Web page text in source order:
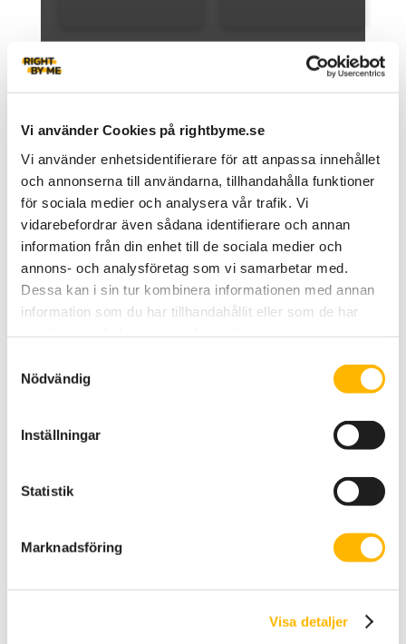
Vi använder Cookies på rightbyme.se
Vi använder enhetsidentifierare för att anpassa innehållet
och annonserna till användarna, tillhandahålla funktioner
för sociala medier och analysera vår trafik. Vi
vidarebefordrar även sådana identifierare och annan
information från din enhet till de sociala medier och
annons- och analysföretag som vi samarbetar med.
Dessa kan i sin tur kombinera informationen med annan
information som du har tillhandahållit eller som de har
Nödvändig
Inställningar
Statistik
Marknadsföring
Visa detaljer
Item 3
Details 3